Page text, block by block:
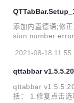
n_heart:Setting
号错误
添加内置德语;修
sion number
y_check_mark:
版本号错误
drop-down
2021-08-18
qttabbar
签功能的小工具
qttabbar
括： 1.修复点击